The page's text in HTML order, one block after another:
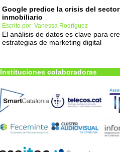
Google predice la crisis del sector
inmobiliario
Escrito por: Vanessa Rodriguez
El análisis de datos es clave para
estrategias de marketing digital
Instituciones colaboradoras